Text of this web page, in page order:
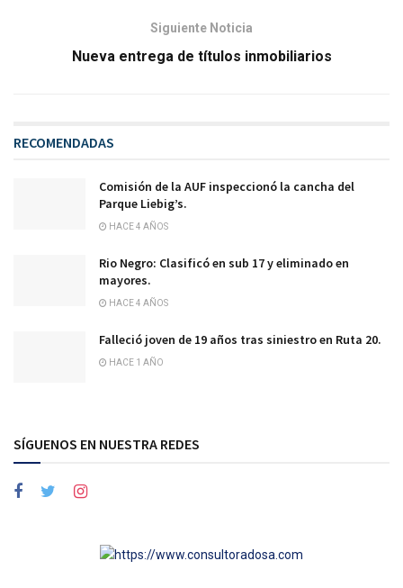
Siguiente Noticia
Nueva entrega de títulos inmobiliarios
RECOMENDADAS
Comisión de la AUF inspeccionó la cancha del
Parque Liebig’s.
HACE 4 AÑOS
Rio Negro: Clasificó en sub 17 y eliminado en
mayores.
HACE 4 AÑOS
Falleció joven de 19 años tras siniestro en Ruta 20.
HACE 1 AÑO
SÍGUENOS EN NUESTRA REDES